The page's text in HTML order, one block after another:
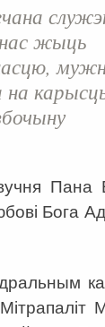
жыць
на
Пана
Бога